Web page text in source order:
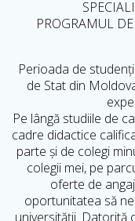
PROGRAMUL
Perioada de
de Stat din
Pe lângă studiile de
cadre didactice
parte și de colegi
colegii mei, pe
oferte de
oportunitatea să
universității. Datorită